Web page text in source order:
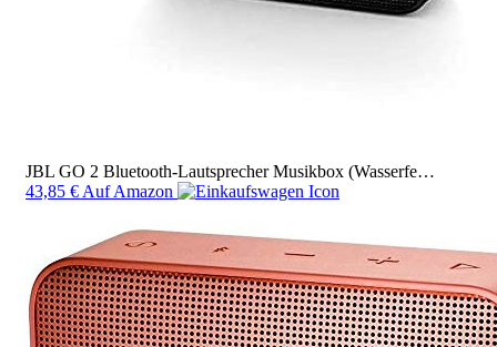
JBL GO 2 Bluetooth-Lautsprecher Musikbox (Wasserfe…
43,85 € Auf Amazon